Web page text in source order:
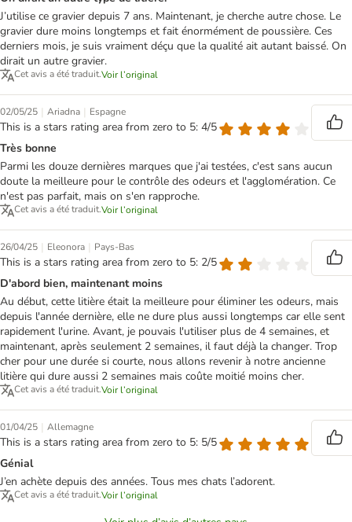
J’utilise ce gravier depuis 7 ans. Maintenant, je cherche autre chose. Le
gravier dure moins longtemps et fait énormément de poussière. Ces
derniers mois, je suis vraiment déçu que la qualité ait autant baissé. On
dirait un autre gravier.
Cet avis a été traduit.Voir l’original
02/05/25 | Ariadna | Espagne
This is a stars rating area from zero to 5: 4/5
Très bonne
Parmi les douze dernières marques que j'ai testées, c'est sans aucun
doute la meilleure pour le contrôle des odeurs et l'agglomération. Ce
n'est pas parfait, mais on s'en rapproche.
Cet avis a été traduit.Voir l’original
26/04/25 | Eleonora | Pays-Bas
This is a stars rating area from zero to 5: 2/5
D'abord bien, maintenant moins
Au début, cette litière était la meilleure pour éliminer les odeurs, mais
depuis l'année dernière, elle ne dure plus aussi longtemps car elle sent
rapidement l'urine. Avant, je pouvais l'utiliser plus de 4 semaines, et
maintenant, après seulement 2 semaines, il faut déjà la changer. Trop
cher pour une durée si courte, nous allons revenir à notre ancienne
litière qui dure aussi 2 semaines mais coûte moitié moins cher.
Cet avis a été traduit.Voir l’original
01/04/25 | Allemagne
This is a stars rating area from zero to 5: 5/5
Génial
J’en achète depuis des années. Tous mes chats l’adorent.
Cet avis a été traduit.Voir l’original